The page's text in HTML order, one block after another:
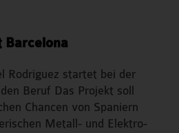
Barcelona
Rodriguez startet bei der
Beruf Das Projekt soll
Chancen von Spaniern
Metall- und Elektro-